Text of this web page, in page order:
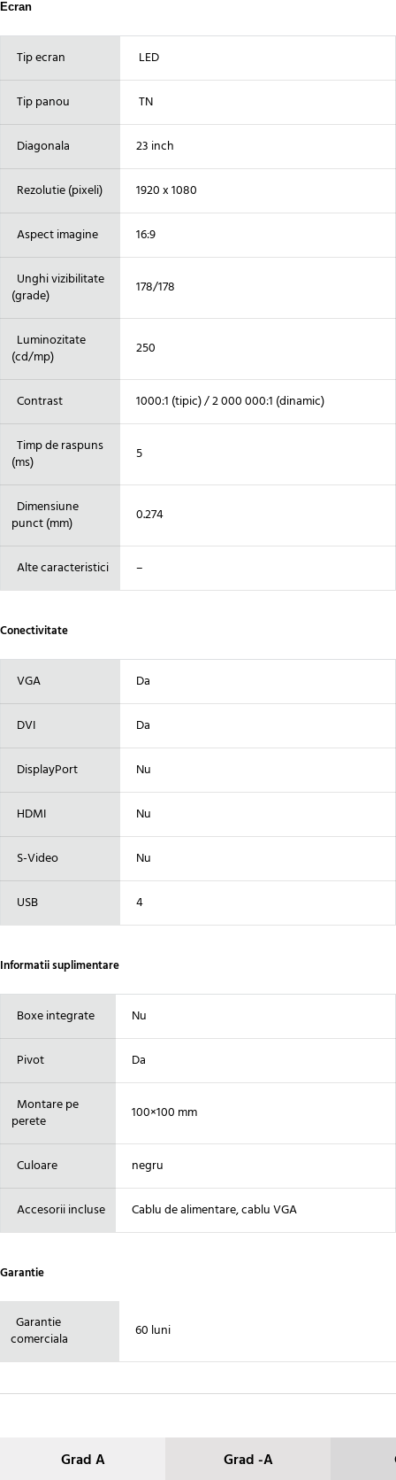
Ecran
Tip ecran LED
Tip panou TN
Diagonala 23 inch
Rezolutie (pixeli) 1920 x 1080
Aspect imagine 16:9
Unghi vizibilitate
(grade)
178/178
Luminozitate
(cd/mp)
250
Contrast 1000:1 (tipic) / 2 000 000:1 (dinamic)
Timp de raspuns
(ms)
5
Dimensiune
punct (mm)
0.274
Alte caracteristici –
Conectivitate
VGA Da
DVI Da
DisplayPort Nu
HDMI Nu
S-Video Nu
USB 4
Informatii suplimentare
Boxe integrate Nu
Pivot Da
Montare pe
perete
100×100 mm
Culoare negru
Accesorii incluse Cablu de alimentare, cablu VGA
Garantie
Garantie
comerciala
60 luni
Grad A Grad -A